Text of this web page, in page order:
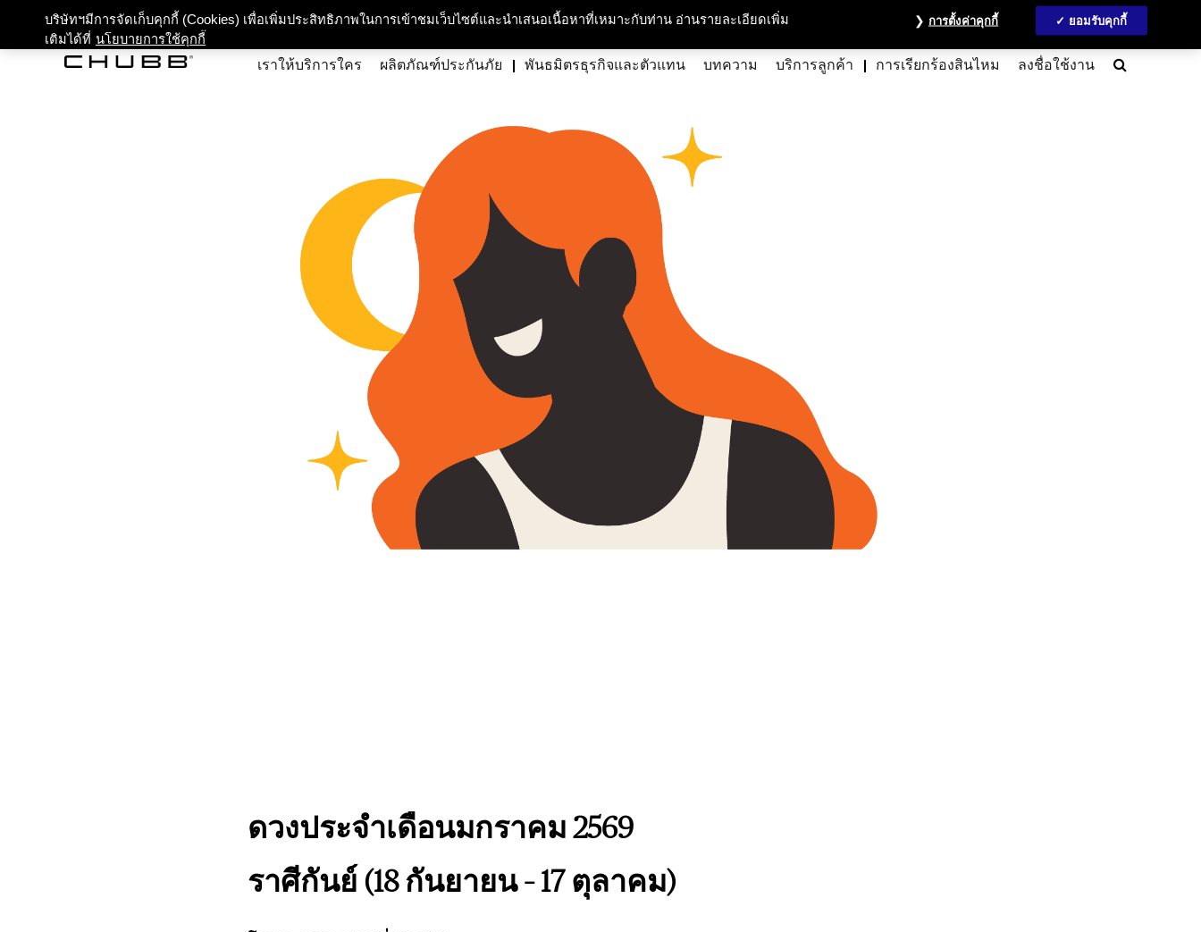
เกี่ยวกับเรา ความรับผิดชอบต่อสังคมและสิ่งแวดล้อม สนใจร่วมงาน ศูนย์สื่อมวลชน MyAccount English
เราให้บริการใคร ผลิตภัณฑ์ประกันภัย พันธมิตรธุรกิจและตัวแทน บทความ บริการลูกค้า การเรียกร้องสินไหม ลงชื่อใช้งาน Search
ดวงประจำเดือนมกราคม 2569
ราศีกันย์ (18 กันยายน – 17 ตุลาคม)
บริษัทฯมีการจัดเก็บคุกกี้ (Cookies) เพื่อเพิ่มประสิทธิภาพในการเข้าชมเว็บไซต์และนำเสนอเนื้อหาที่เหมาะกับท่าน อ่านรายละเอียดเพิ่ม
เติมได้ที่ นโยบายการใช้คุกกี้
การตั้งค่าคุกกี้ ยอมรับคุกกี้